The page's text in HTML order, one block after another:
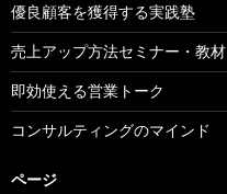
優良顧客を獲得する実践塾
売上アップ方法セミナー・教材
即効使える営業トーク
コンサルティングのマインド
ページ